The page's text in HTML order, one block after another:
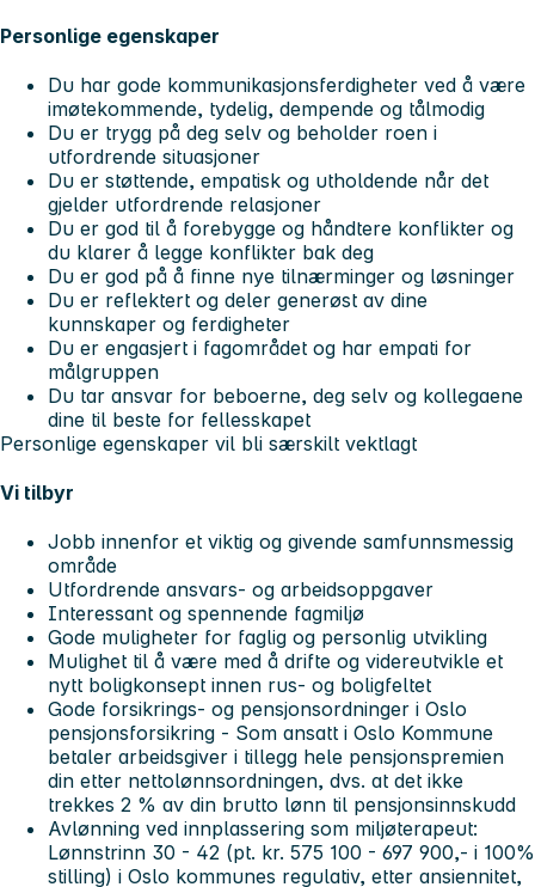
Personlige egenskaper
Du har gode kommunikasjonsferdigheter ved å være
imøtekommende, tydelig, dempende og tålmodig
Du er trygg på deg selv og beholder roen i
utfordrende situasjoner
Du er støttende, empatisk og utholdende når det
gjelder utfordrende relasjoner
Du er god til å forebygge og håndtere konflikter og
du klarer å legge konflikter bak deg
Du er god på å finne nye tilnærminger og løsninger
Du er reflektert og deler generøst av dine
kunnskaper og ferdigheter
Du er engasjert i fagområdet og har empati for
målgruppen
Du tar ansvar for beboerne, deg selv og kollegaene
dine til beste for fellesskapet
Personlige egenskaper vil bli særskilt vektlagt
Vi tilbyr
Jobb innenfor et viktig og givende samfunnsmessig
område
Utfordrende ansvars- og arbeidsoppgaver
Interessant og spennende fagmiljø
Gode muligheter for faglig og personlig utvikling
Mulighet til å være med å drifte og videreutvikle et
nytt boligkonsept innen rus- og boligfeltet
Gode forsikrings- og pensjonsordninger i Oslo
pensjonsforsikring - Som ansatt i Oslo Kommune
betaler arbeidsgiver i tillegg hele pensjonspremien
din etter nettolønnsordningen, dvs. at det ikke
trekkes 2 % av din brutto lønn til pensjonsinnskudd
Avlønning ved innplassering som miljøterapeut:
Lønnstrinn 30 - 42 (pt. kr. 575 100 - 697 900,- i 100%
stilling) i Oslo kommunes regulativ, etter ansiennitet,